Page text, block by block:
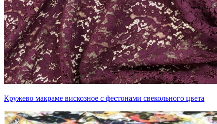
Кружево макраме вискозное с фестонами свекольного цвета